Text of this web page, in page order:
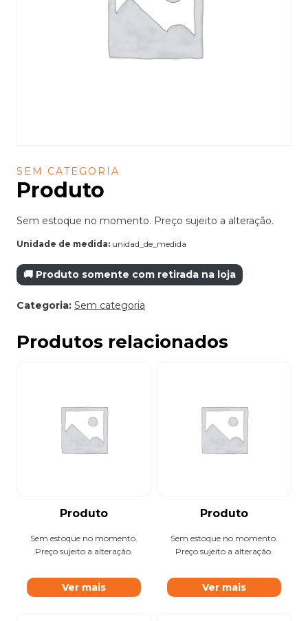
SEM CATEGORIA
Produto
Sem estoque no momento. Preço sujeito a alteração.
Unidade de medida: unidad_de_medida
🚚 Produto somente com retirada na loja
Categoria: Sem categoria
Produtos relacionados
Produto
Sem estoque no momento.
Preço sujeito a alteração.
Ver mais
Produto
Sem estoque no momento.
Preço sujeito a alteração.
Ver mais